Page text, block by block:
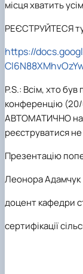
місця хватить
РЕЄСТРУЙТЕСЯ
https://
P.S.: Всім, хто
конференцію
АВТОМАТИЧНО на
реєструватися
Презентацію
Леонора Адамчук
доцент кафедри
сертифікації